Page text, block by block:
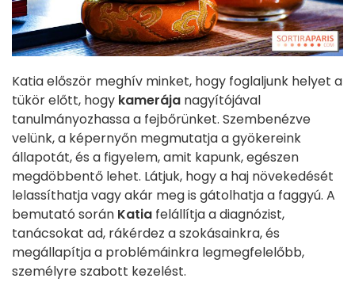
Katia először meghív minket, hogy foglaljunk helyet a
tükör előtt, hogy kamerája nagyítójával
tanulmányozhassa a fejbőrünket. Szembenézve
velünk, a képernyőn megmutatja a gyökereink
állapotát, és a figyelem, amit kapunk, egészen
megdöbbentő lehet. Látjuk, hogy a haj növekedését
lelassíthatja vagy akár meg is gátolhatja a faggyú. A
bemutató során Katia felállítja a diagnózist,
tanácsokat ad, rákérdez a szokásainkra, és
megállapítja a problémáinkra legmegfelelőbb,
személyre szabott kezelést.